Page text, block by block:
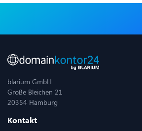
blarium GmbH
Große Bleichen 21
20354 Hamburg
Kontakt